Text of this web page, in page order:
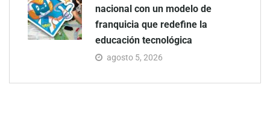
nacional con un modelo de
franquicia que redefine la
educación tecnológica
agosto 5, 2026